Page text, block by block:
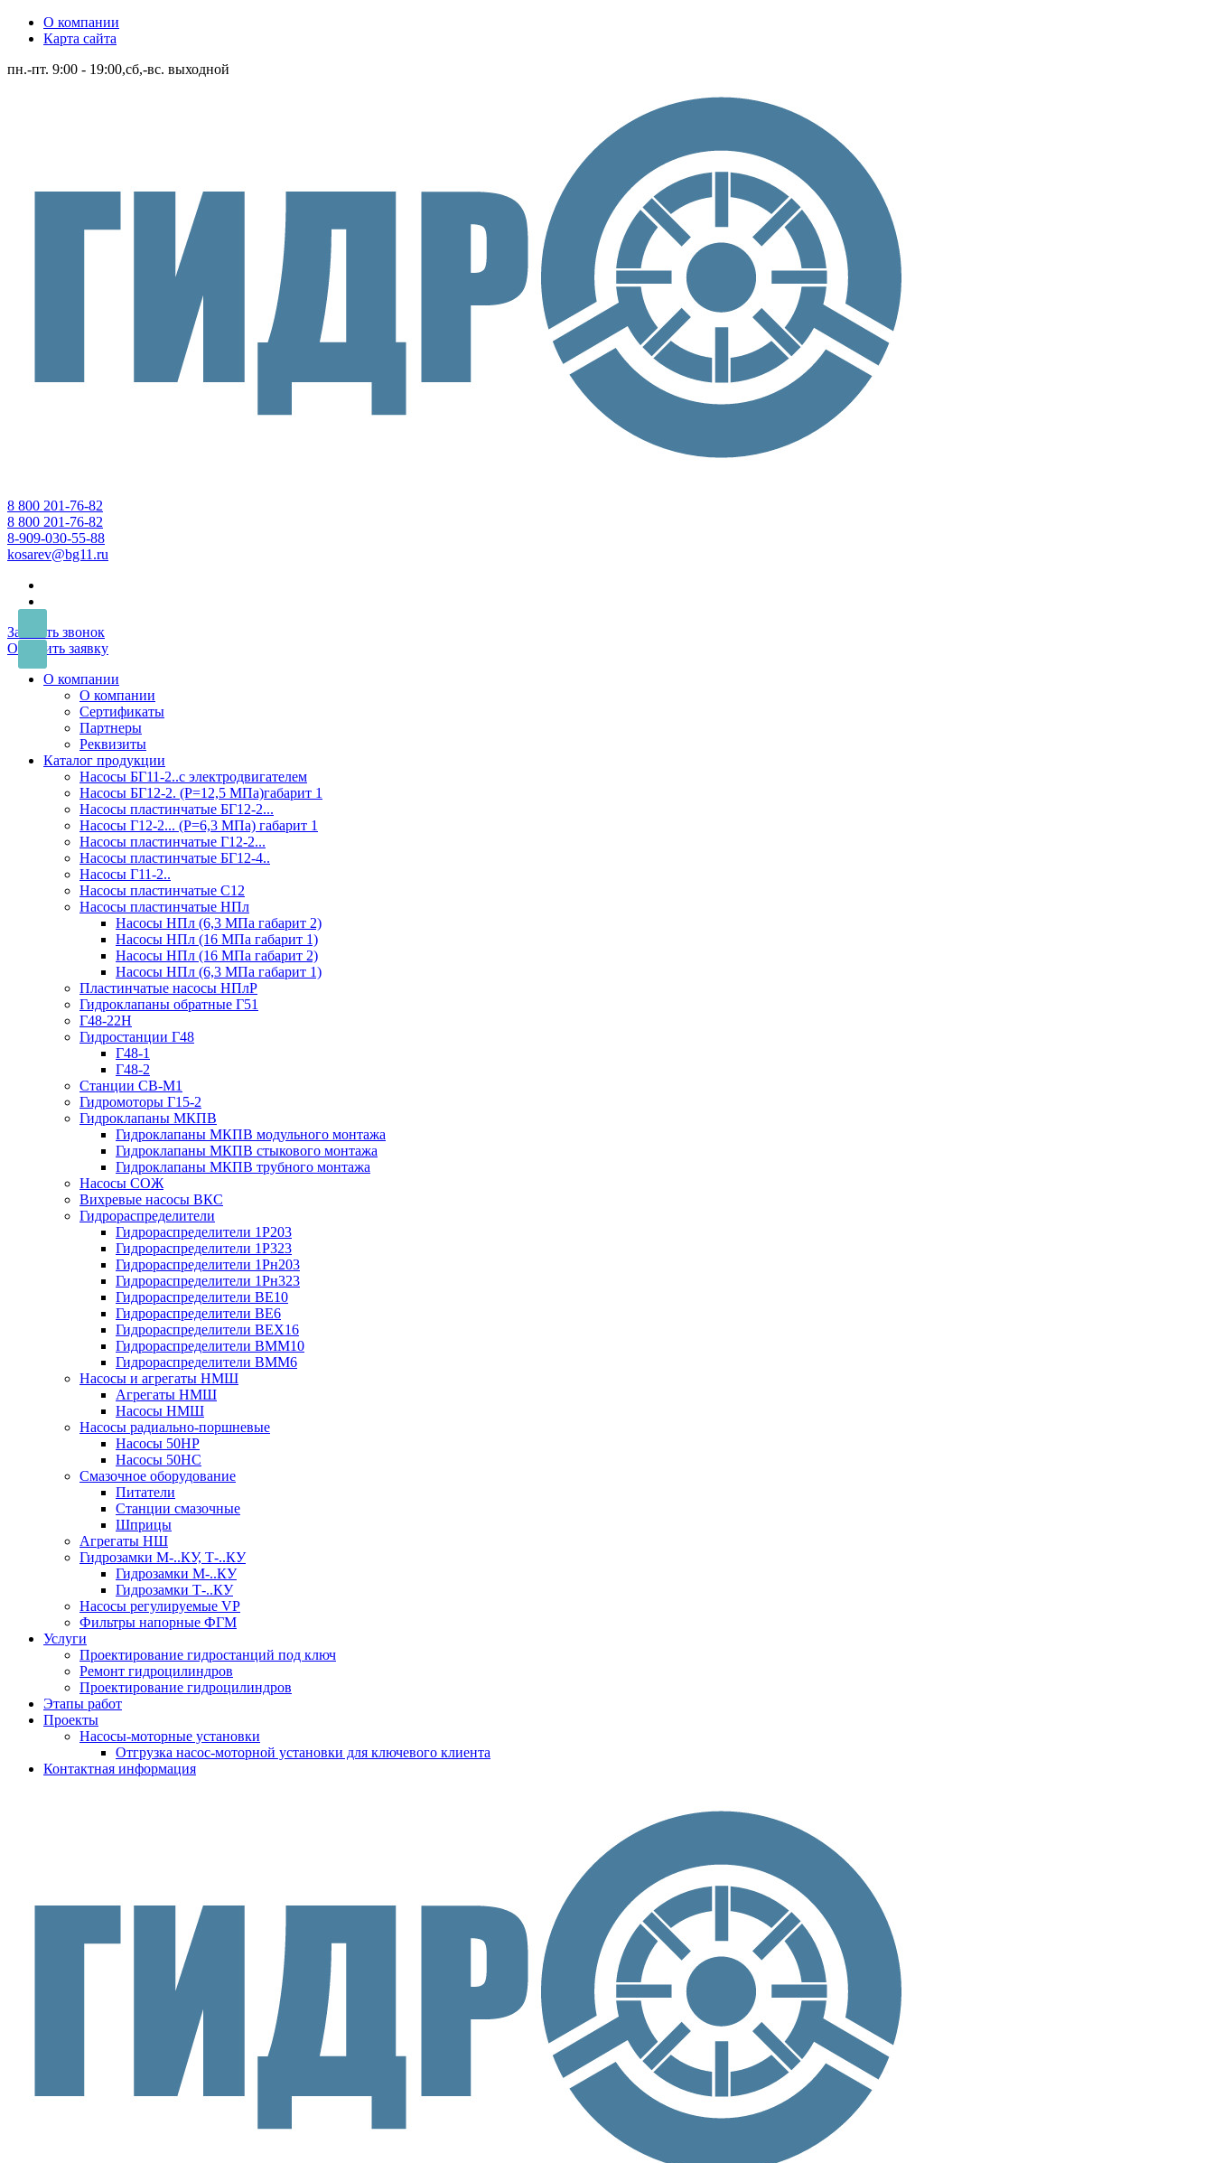
О компании
Карта сайта
пн.-пт. 9:00 - 19:00,сб,-вс. выходной
8 800 201-76-82
8 800 201-76-82
8-909-030-55-88
kosarev@bg11.ru
Заказать звонок
Оставить заявку
О компании
О компании
Сертификаты
Партнеры
Реквизиты
Каталог продукции
Насосы БГ11-2..с электродвигателем
Насосы БГ12-2. (Р=12,5 МПа)габарит 1
Насосы пластинчатые БГ12-2...
Насосы Г12-2... (Р=6,3 МПа) габарит 1
Насосы пластинчатые Г12-2...
Насосы пластинчатые БГ12-4..
Насосы Г11-2..
Насосы пластинчатые С12
Насосы пластинчатые НПл
Насосы НПл (6,3 МПа габарит 2)
Насосы НПл (16 МПа габарит 1)
Насосы НПл (16 МПа габарит 2)
Насосы НПл (6,3 МПа габарит 1)
Пластинчатые насосы НПлР
Гидроклапаны обратные Г51
Г48-22Н
Гидростанции Г48
Г48-1
Г48-2
Станции СВ-М1
Гидромоторы Г15-2
Гидроклапаны МКПВ
Гидроклапаны МКПВ модульного монтажа
Гидроклапаны МКПВ стыкового монтажа
Гидроклапаны МКПВ трубного монтажа
Насосы СОЖ
Вихревые насосы ВКС
Гидрораспределители
Гидрораспределители 1Р203
Гидрораспределители 1Р323
Гидрораспределители 1Рн203
Гидрораспределители 1Рн323
Гидрораспределители ВЕ10
Гидрораспределители ВЕ6
Гидрораспределители ВЕХ16
Гидрораспределители ВММ10
Гидрораспределители ВММ6
Насосы и агрегаты НМШ
Агрегаты НМШ
Насосы НМШ
Насосы радиально-поршневые
Насосы 50НР
Насосы 50НС
Смазочное оборудование
Питатели
Станции смазочные
Шприцы
Агрегаты НШ
Гидрозамки М-..КУ, Т-..КУ
Гидрозамки М-..КУ
Гидрозамки Т-..КУ
Насосы регулируемые VP
Фильтры напорные ФГМ
Услуги
Проектирование гидростанций под ключ
Ремонт гидроцилиндров
Проектирование гидроцилиндров
Этапы работ
Проекты
Насосы-моторные установки
Отгрузка насос-моторной установки для ключевого клиента
Контактная информация